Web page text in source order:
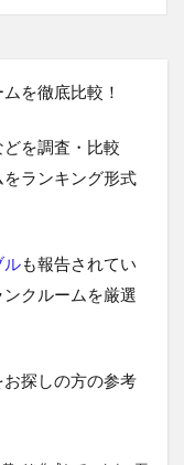
を徹底比較！
を調査・比較
ランキング形式
ルも報告されてい
クルームを厳選
探しの方の参考